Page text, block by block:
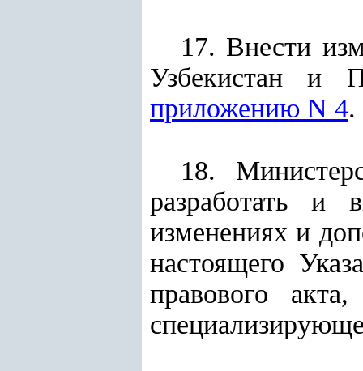
17. Внести
Узбекистан и
приложению N 4.
18.
разработать и
изменениях и
настоящего
правового